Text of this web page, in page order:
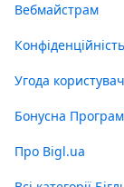
Вебмайстрам
Конфіденційність
Угода
Бонусна
Про Bigl.ua